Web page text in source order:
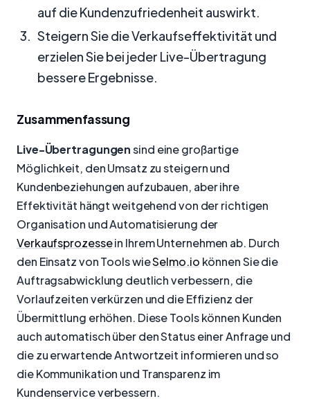
auf die Kundenzufriedenheit auswirkt.
Steigern Sie die Verkaufseffektivität und
erzielen Sie bei jeder Live-Übertragung
bessere Ergebnisse.
Zusammenfassung
Live-Übertragungensind eine großartige
Möglichkeit, den Umsatz zu steigern und
Kundenbeziehungen aufzubauen, aber ihre
Effektivität hängt weitgehend von der richtigen
Organisation und Automatisierung der
Verkaufsprozessein Ihrem Unternehmen ab. Durch
den Einsatz von Tools wieSelmo.io können Sie die
Auftragsabwicklung deutlich verbessern, die
Vorlaufzeiten verkürzen und die Effizienz der
Übermittlung erhöhen. Diese Tools können Kunden
auch automatisch über den Status einer Anfrage und
die zu erwartende Antwortzeit informieren und so
die Kommunikation und Transparenz im
Kundenservice verbessern.